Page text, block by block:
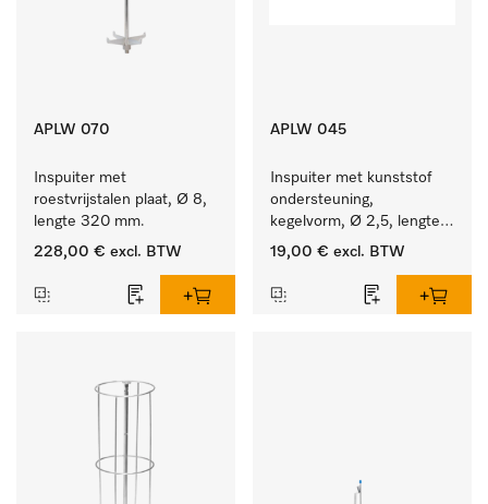
APLW 070
Inspuiter met
roestvrijstalen plaat, Ø 8,
lengte 320 mm.
228,00 € excl. BTW
APLW 045
Inspuiter met kunststof
ondersteuning,
kegelvorm, Ø 2,5, lengte
80 mm.
19,00 € excl. BTW